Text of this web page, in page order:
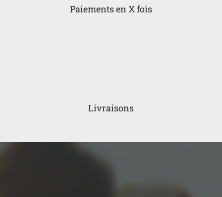
Paiements en X fois
Livraisons